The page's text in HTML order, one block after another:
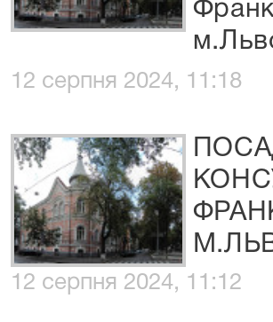
12 серпня 2024, 11:18
12 серпня 2024, 11:12